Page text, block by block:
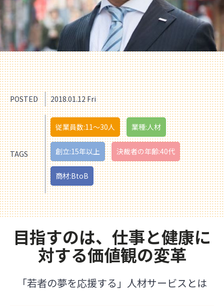
POSTED 2018.01.12 Fri
TAGS
従業員数:11〜30人 業種:人材
創立:15年以上 決裁者の年齢:40代
商材:BtoB
目指すのは、仕事と健康に
対する価値観の変革
「若者の夢を応援する」人材サービスとは